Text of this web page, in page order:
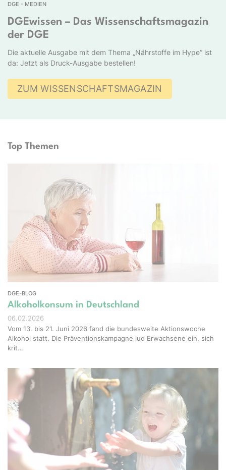
DGE - MEDIEN
DGEwissen – Das Wissenschaftsmagazin
der DGE
Die aktuelle Ausgabe mit dem Thema „Nährstoffe im Hype“ ist
da: Jetzt als Druck-Ausgabe bestellen!
ZUM WISSENSCHAFTSMAGAZIN
Top Themen
DGE-BLOG
Alkoholkonsum in Deutschland
06.02.2026
Vom 13. bis 21. Juni 2026 fand die bundesweite Aktionswoche
Alkohol statt. Die Präventionskampagne lud Erwachsene ein, sich
krit…